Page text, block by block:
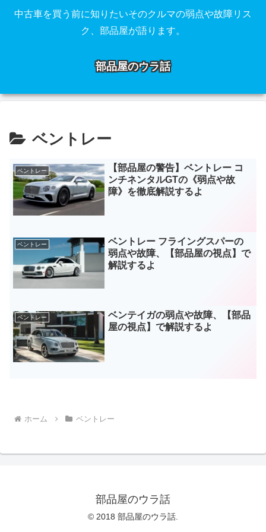
中古車を買う前に知りたいそのクルマの弱点や故障リス
ク、部品屋が語ります。
部品屋のウラ話
ベントレー
ベントレー
【部品屋の警告】ベントレー コ
ンチネンタルGTの《弱点や故
障》を徹底解説するよ
ベントレー
ベントレー フライングスパーの
弱点や故障、【部品屋の視点】で
解説するよ
ベントレー
ベンテイガの弱点や故障、【部品
屋の視点】で解説するよ
ホーム ベントレー
部品屋のウラ話
© 2018 部品屋のウラ話.